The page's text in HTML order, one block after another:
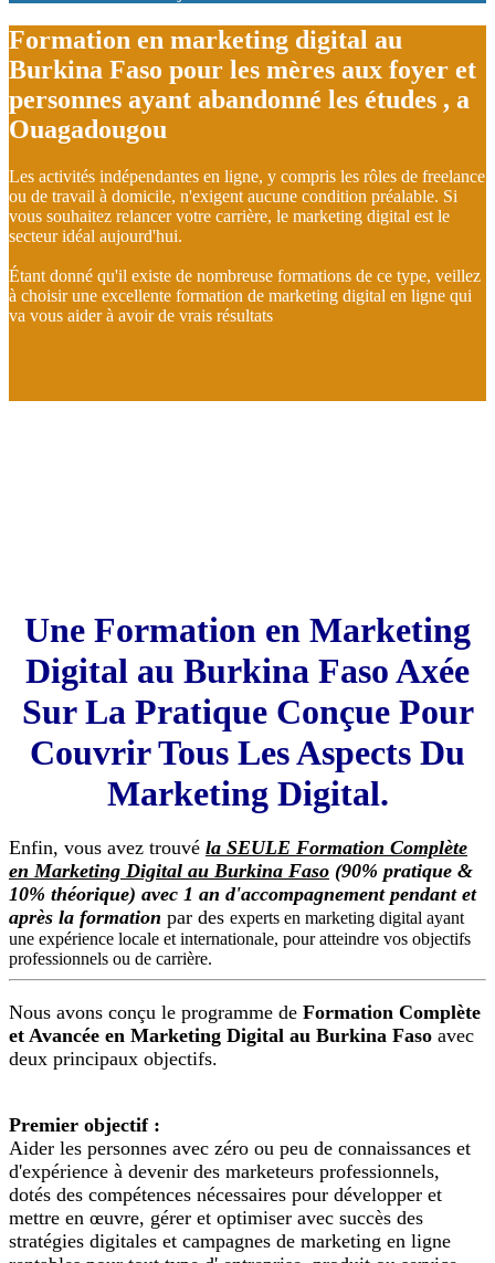
Formation en marketing digital au
Burkina Faso pour les mères aux foyer et
personnes ayant abandonné les études , a
Ouagadougou
Les activités indépendantes en ligne, y compris les rôles de freelance
ou de travail à domicile, n'exigent aucune condition préalable. Si
vous souhaitez relancer votre carrière, le marketing digital est le
secteur idéal aujourd'hui.
Étant donné qu'il existe de nombreuse formations de ce type, veillez
à choisir une excellente formation de marketing digital en ligne qui
va vous aider à avoir de vrais résultats
Une Formation en Marketing
Digital au Burkina Faso Axée
Sur La Pratique Conçue Pour
Couvrir Tous Les Aspects Du
Marketing Digital.
Enfin, vous avez trouvé la SEULE Formation Complète
en Marketing Digital au Burkina Faso (90% pratique &
10% théorique) avec 1 an d'accompagnement pendant et
après la formation par des experts en marketing digital ayant
une expérience locale et internationale, pour atteindre vos objectifs
professionnels ou de carrière.
Nous avons conçu le programme de Formation Complète
et Avancée en Marketing Digital au Burkina Faso avec
deux principaux objectifs.
Premier objectif :
Aider les personnes avec zéro ou peu de connaissances et
d'expérience à devenir des marketeurs professionnels,
dotés des compétences nécessaires pour développer et
mettre en œuvre, gérer et optimiser avec succès des
stratégies digitales et campagnes de marketing en ligne